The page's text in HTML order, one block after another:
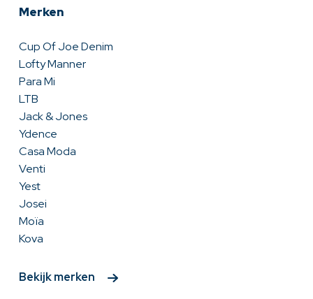
Merken
Cup Of Joe Denim
Lofty Manner
Para Mi
LTB
Jack & Jones
Ydence
Casa Moda
Venti
Yest
Josei
Moïa
Kova
Bekijk merken